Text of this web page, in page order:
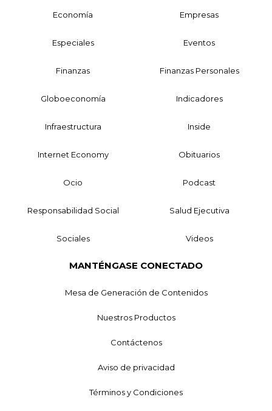
Economía Empresas
Especiales Eventos
Finanzas Finanzas Personales
Globoeconomía Indicadores
Infraestructura Inside
Internet Economy Obituarios
Ocio Podcast
Responsabilidad Social Salud Ejecutiva
Sociales Videos
MANTÉNGASE CONECTADO
Mesa de Generación de Contenidos
Nuestros Productos
Contáctenos
Aviso de privacidad
Términos y Condiciones